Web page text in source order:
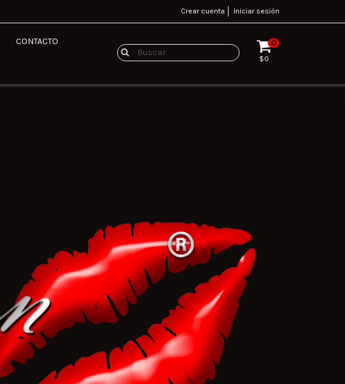
Crear cuenta Iniciar sesión
CONTACTO 0
$0